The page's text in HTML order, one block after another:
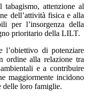
attenzione al
dell’attività fisica e alla
per l’insorgenza della
prioritario della LILT.
l’obiettivo di potenziare
ordine alla relazione tra
e a contribuire
maggiormente incidono
delle loro famiglie.